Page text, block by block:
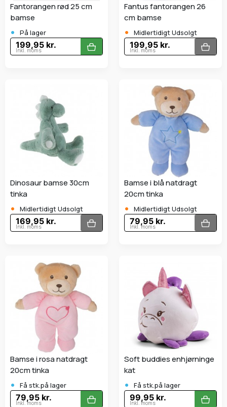
Fantorangen rød 25 cm
bamse
• På lager
199,95 kr.
Inkl. moms
Fantus fantorangen 26
cm bamse
• Midlertidigt Udsolgt
199,95 kr.
Inkl. moms
Dinosaur bamse 30cm
tinka
• Midlertidigt Udsolgt
169,95 kr.
Inkl. moms
Bamse i blå natdragt
20cm tinka
• Midlertidigt Udsolgt
79,95 kr.
Inkl. moms
Bamse i rosa natdragt
20cm tinka
• Få stk.på lager
79,95 kr.
Inkl. moms
Soft buddies enhjørninge
kat
• Få stk.på lager
99,95 kr.
Inkl. moms